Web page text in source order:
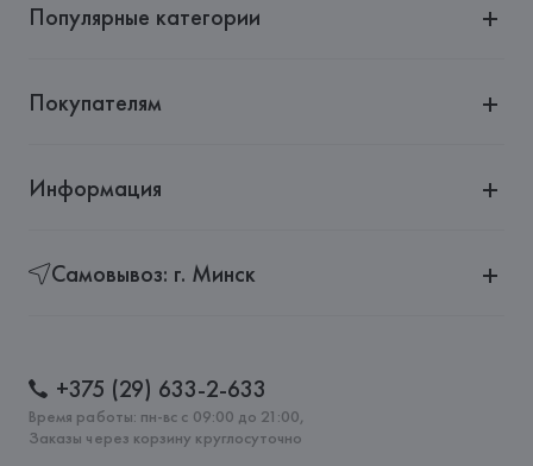
Популярные категории
Покупателям
Информация
Самовывоз: г. Минск
+375 (29) 633-2-633
Время работы: пн-вс с 09:00 до 21:00,
Заказы через корзину круглосуточно